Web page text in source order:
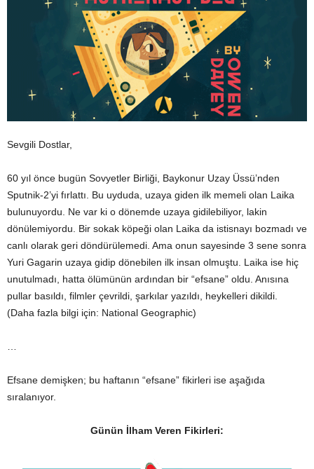
Sevgili Dostlar,
60 yıl önce bugün Sovyetler Birliği, Baykonur Uzay Üssü’nden
Sputnik-2’yi fırlattı. Bu uyduda, uzaya giden ilk memeli olan Laika
bulunuyordu. Ne var ki o dönemde uzaya gidilebiliyor, lakin
dönülemiyordu. Bir sokak köpeği olan Laika da istisnayı bozmadı ve
canlı olarak geri döndürülemedi. Ama onun sayesinde 3 sene sonra
Yuri Gagarin uzaya gidip dönebilen ilk insan olmuştu. Laika ise hiç
unutulmadı, hatta ölümünün ardından bir “efsane” oldu. Anısına
pullar basıldı, filmler çevrildi, şarkılar yazıldı, heykelleri dikildi.
(Daha fazla bilgi için: National Geographic)
Efsane demişken; bu haftanın “efsane” fikirleri ise aşağıda
sıralanıyor.
Günün İlham Veren Fikirleri: